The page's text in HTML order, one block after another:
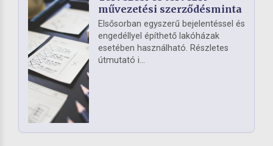
művezetési szerződésminta
Elsősorban egyszerű bejelentéssel és
engedéllyel építhető lakóházak
esetében használható. Részletes
útmutató i...